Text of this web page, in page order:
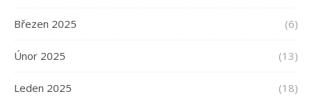
Březen 2025 (6)
Únor 2025 (13)
Leden 2025 (18)